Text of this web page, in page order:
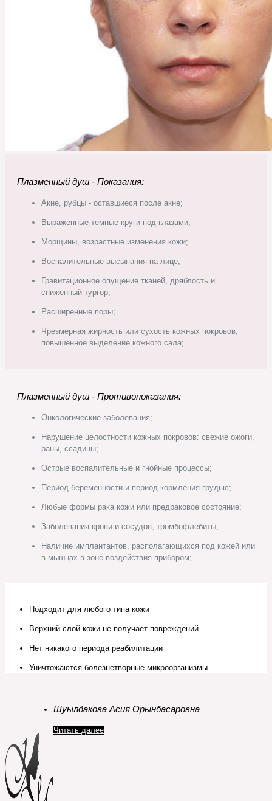
Плазменный душ - Показания:
Акне, рубцы - оставшиеся после акне;
Выраженные темные круги под глазами;
Морщины, возрастные изменения кожи;
Воспалительные высыпания на лице;
Гравитационное опущение тканей, дряблость и
сниженный тургор;
Расширенные поры;
Чрезмерная жирность или сухость кожных покровов,
повышенное выделение кожного сала;
Плазменный душ - Противопоказания:
Онкологические заболевания;
Нарушение целостности кожных покровов: свежие ожоги,
раны, ссадины;
Острые воспалительные и гнойные процессы;
Период беременности и период кормления грудью;
Любые формы рака кожи или предраковое состояние;
Заболевания крови и сосудов, тромбофлебиты;
Наличие имплантантов, располагающихся под кожей или
в мышцах в зоне воздействия прибором;
Подходит для любого типа кожи
Верхний слой кожи не получает повреждений
Нет никакого периода реабилитации
Уничтожаются болезнетворные микроорганизмы
Шуылдакова Асия Орынбасаровна
Читать далее